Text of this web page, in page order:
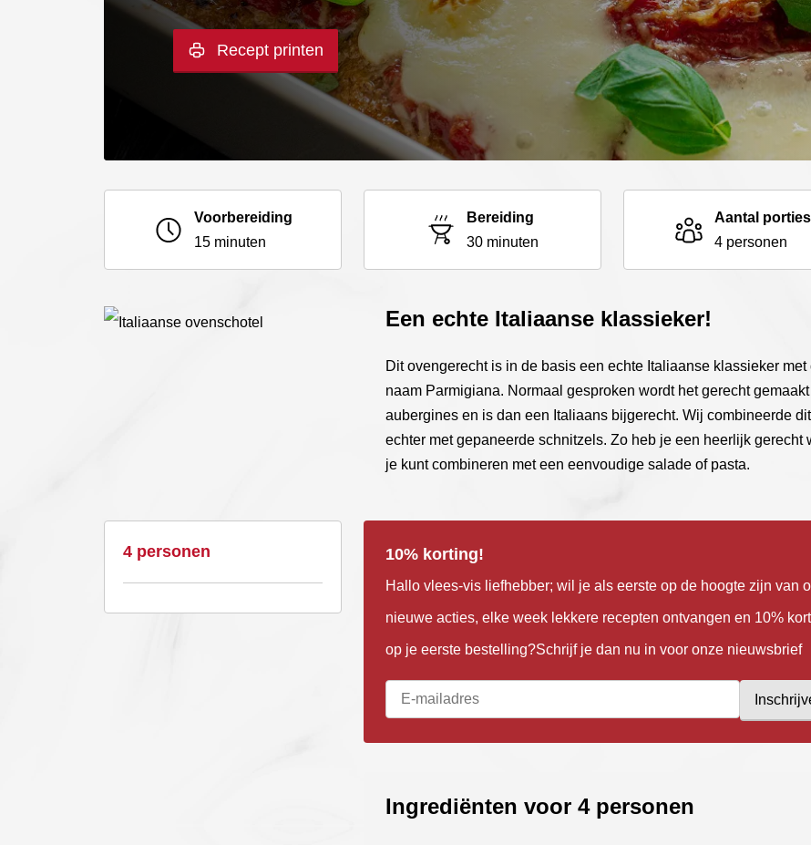
Recept printen
Voorbereiding
15 minuten
Bereiding
30 minuten
Aantal porties
4 personen
Een echte Italiaanse klassieker!
Dit ovengerecht is in de basis een echte Italiaanse klassieker met
naam Parmigiana. Normaal gesproken wordt het gerecht
aubergines en is dan een Italiaans bijgerecht. Wij combineerde dit
echter met gepaneerde schnitzels. Zo heb je een heerlijk gerecht
je kunt combineren met een eenvoudige salade of pasta.
4 personen 10% korting!
Hallo vlees-vis liefhebber; wil je als eerste op de hoogte zijn van
nieuwe acties, elke week lekkere recepten ontvangen en 10%
op je eerste bestelling?Schrijf je dan nu in voor onze nieuwsbrief
Ingrediënten voor 4 personen